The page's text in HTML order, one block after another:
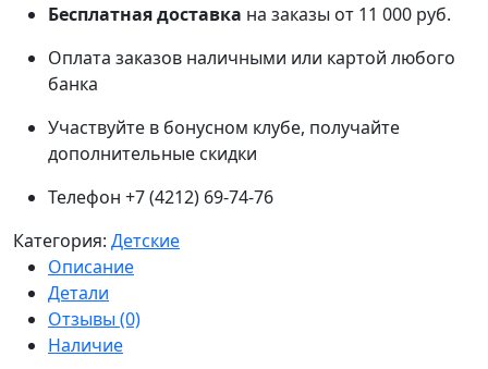
Бесплатная доставка на заказы от 11 000 руб.
Оплата заказов наличными или картой любого
банка
Участвуйте в бонусном клубе, получайте
дополнительные скидки
Телефон +7 (4212) 69-74-76
Категория: Детские
Описание
Детали
Отзывы (0)
Наличие